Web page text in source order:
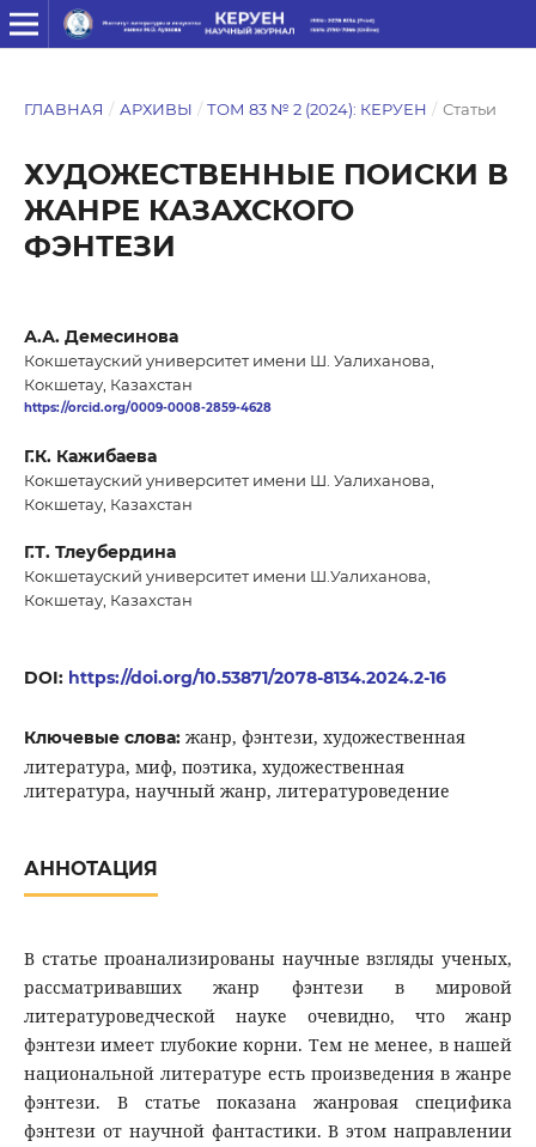
ГЛАВНАЯ / АРХИВЫ / ТОМ 83 № 2 (2024): КЕРУЕН / Статьи
ХУДОЖЕСТВЕННЫЕ ПОИСКИ В
ЖАНРЕ КАЗАХСКОГО
ФЭНТЕЗИ
А.А. Демесинова
Кокшетауский университет имени Ш. Уалиханова,
Кокшетау, Казахстан
https://orcid.org/0009-0008-2859-4628
Г.К. Кажибаева
Кокшетауский университет имени Ш. Уалиханова,
Кокшетау, Казахстан
Г.Т. Тлеубердина
Кокшетауский университет имени Ш.Уалиханова,
Кокшетау, Казахстан
DOI: https://doi.org/10.53871/2078-8134.2024.2-16
Ключевые слова: жанр, фэнтези, художественная
литература, миф, поэтика, художественная
литература, научный жанр, литературоведение
АННОТАЦИЯ
В статье проанализированы научные взгляды ученых,
рассматривавших жанр фэнтези в мировой
литературоведческой науке очевидно, что жанр
фэнтези имеет глубокие корни. Тем не менее, в нашей
национальной литературе есть произведения в жанре
фэнтези. В статье показана жанровая специфика
фэнтези от научной фантастики. В этом направлении